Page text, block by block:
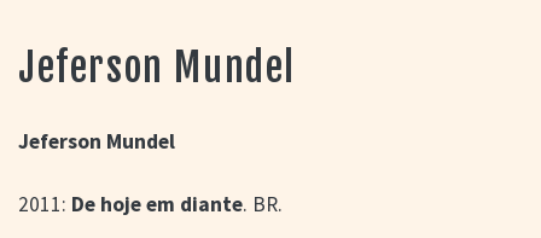
PORTAL DO
CINEMA GAÚCHO
> BUSCA AVANÇADA
> FILMOGRAFIAS DE
Jeferson Mundel
Jeferson Mundel
2011: De hoje em diante. BR.